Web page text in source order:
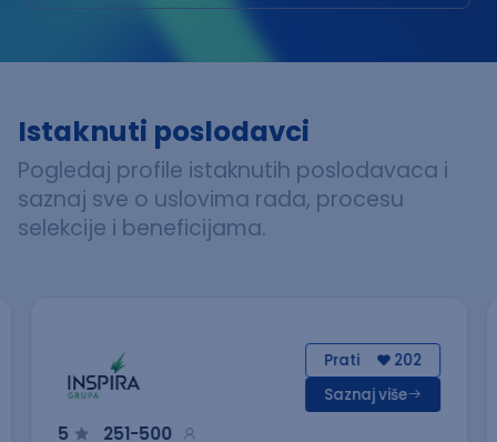
Istaknuti poslodavci
Pogledaj profile istaknutih poslodavaca i
saznaj sve o uslovima rada, procesu
selekcije i beneficijama.
Prati
202
Saznaj više
5 251-500